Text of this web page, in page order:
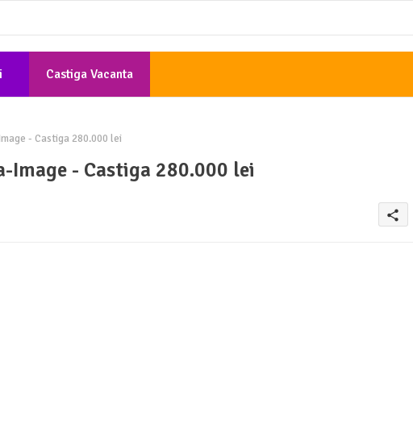
Castiga Vacanta
- Castiga 280.000 lei
Image - Castiga 280.000 lei
share